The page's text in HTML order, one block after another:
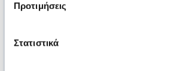
Προτιμήσεις
Στατιστικά